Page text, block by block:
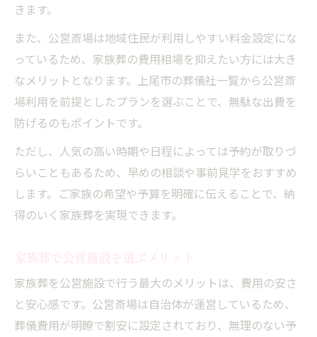
きます。
また、公営斎場は地域住民が利用しやすい料金設定にな
っているため、家族葬の費用相場を抑えたい方には大き
なメリットとなります。上尾市の葬儀社一覧から公営斎
場利用を前提としたプランを選ぶことで、無駄な出費を
防げるのもポイントです。
ただし、人気の高い時期や日程によっては予約が取りづ
らいこともあるため、早めの相談や事前見学をおすすめ
します。ご家族の希望や予算を明確に伝えることで、納
得のいく家族葬を実現できます。
家族葬を公営施設で行う最大のメリットは、費用の安さ
と安心感です。公営斎場は自治体が運営しているため、
葬儀費用が明瞭で割安に設定されており、無理のない予